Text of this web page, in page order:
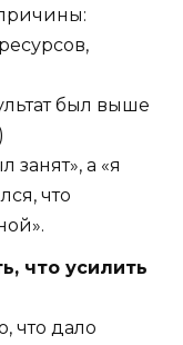
был выше
занят», а «я
что
что усилить
что дало